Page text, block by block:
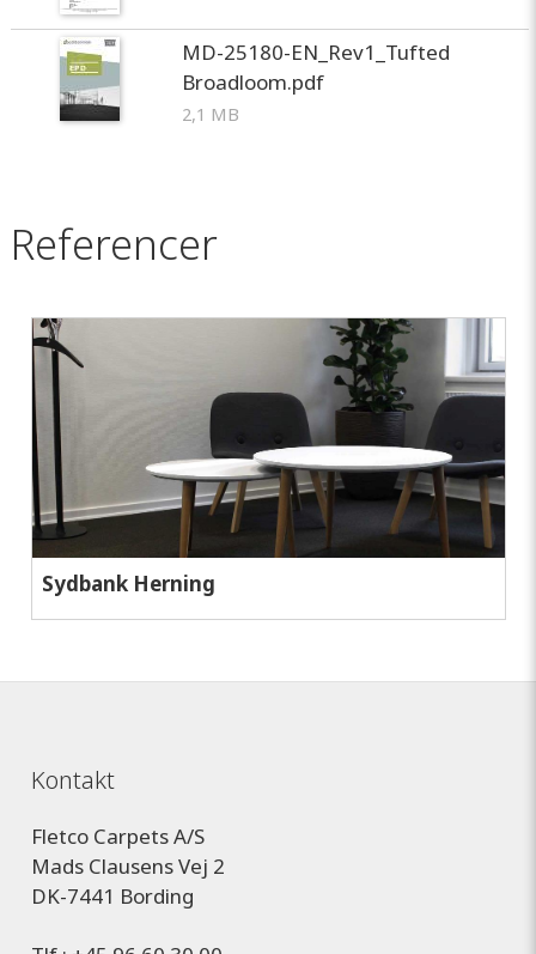
MD-25180-EN_Rev1_Tufted
Broadloom.pdf
2,1 MB
Referencer
Sydbank Herning
Kontakt
Fletco Carpets A/S
Mads Clausens Vej 2
DK-7441 Bording